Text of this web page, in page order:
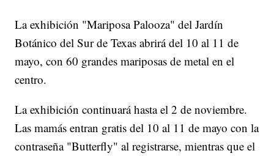
La exhibición "Mariposa Palooza" del Jardín
Botánico del Sur de Texas abrirá del 10 al 11 de
mayo, con 60 grandes mariposas de metal en el
centro.
La exhibición continuará hasta el 2 de noviembre.
Las mamás entran gratis del 10 al 11 de mayo con la
contraseña "Butterfly" al registrarse, mientras que el